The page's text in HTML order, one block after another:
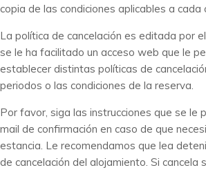
copia de las condiciones aplicables a cada
La política de cancelación es editada por
se le ha facilitado un acceso web que le
establecer distintas políticas de
periodos o las condiciones de la reserva.
Por favor, siga las instrucciones que se le
mail de confirmación en caso de que
estancia. Le recomendamos que lea
de cancelación del alojamiento. Si cancela